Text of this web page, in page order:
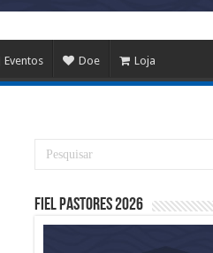
Eventos Doe Loja
Fiel Pastores 2026